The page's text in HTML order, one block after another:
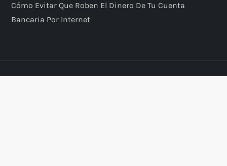
Cómo Evitar Que Roben El Dinero De Tu Cuenta
Bancaria Por Internet